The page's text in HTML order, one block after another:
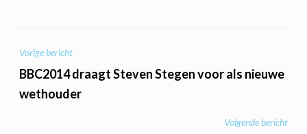
BERICHT
NAVIGATIE
Vorige bericht
BBC2014 draagt Steven Stegen voor als nieuwe
wethouder
Volgende bericht